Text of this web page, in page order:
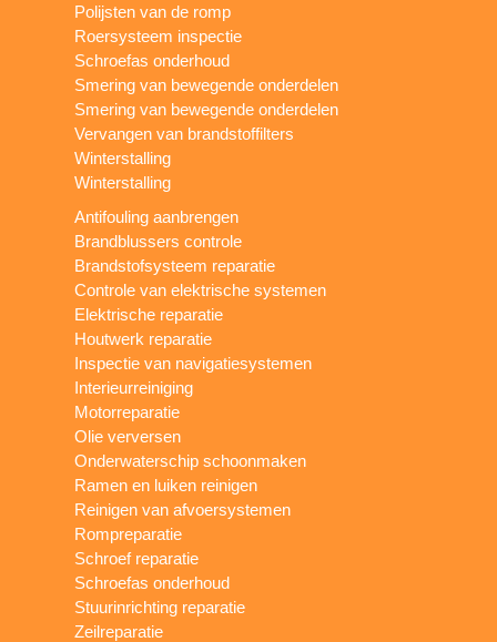
Polijsten van de romp
Roersysteem inspectie
Schroefas onderhoud
Smering van bewegende onderdelen
Smering van bewegende onderdelen
Vervangen van brandstoffilters
Winterstalling
Winterstalling
Antifouling aanbrengen
Brandblussers controle
Brandstofsysteem reparatie
Controle van elektrische systemen
Elektrische reparatie
Houtwerk reparatie
Inspectie van navigatiesystemen
Interieurreiniging
Motorreparatie
Olie verversen
Onderwaterschip schoonmaken
Ramen en luiken reinigen
Reinigen van afvoersystemen
Rompreparatie
Schroef reparatie
Schroefas onderhoud
Stuurinrichting reparatie
Zeilreparatie